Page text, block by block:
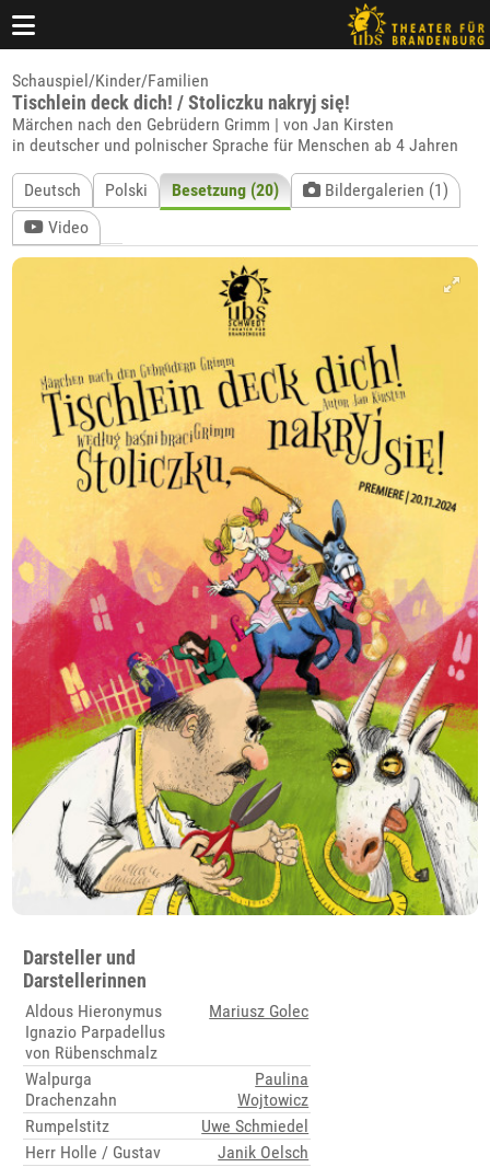
Schauspiel/Kinder/Familien
Tischlein deck dich! / Stoliczku nakryj się!
Märchen nach den Gebrüdern Grimm | von Jan Kirsten
in deutscher und polnischer Sprache für Menschen ab 4 Jahren
Deutsch Polski Besetzung (20)
Bildergalerien (1)
Video
Darsteller und
Darstellerinnen
Aldous Hieronymus
Ignazio Parpadellus
von Rübenschmalz
Mariusz Golec
Walpurga
Drachenzahn
Paulina
Wojtowicz
Rumpelstitz
Uwe Schmiedel
Herr Holle / Gustav
Janik Oelsch